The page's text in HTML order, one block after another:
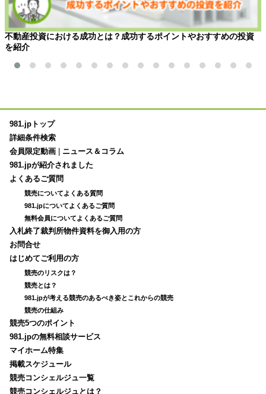
不動産投資における成功とは？成功するポイントやおすすめの投資
を紹介
981.jpトップ
詳細条件検索
会員限定動画
ニュース＆コラム
981.jpが紹介されました
よくあるご質問
競売についてよくある質問
981.jpについてよくあるご質問
無料会員についてよくあるご質問
入札終了裁判所物件資料を御入用の方
お問合せ
はじめてご利用の方
競売のリスクは？
競売とは？
981.jpが考える競売のあるべき姿とこれからの競売
競売の仕組み
競売5つのポイント
981.jpの無料相談サービス
マイホーム特集
掲載スケジュール
競売コンシェルジュ一覧
競売コンシェルジュとは？